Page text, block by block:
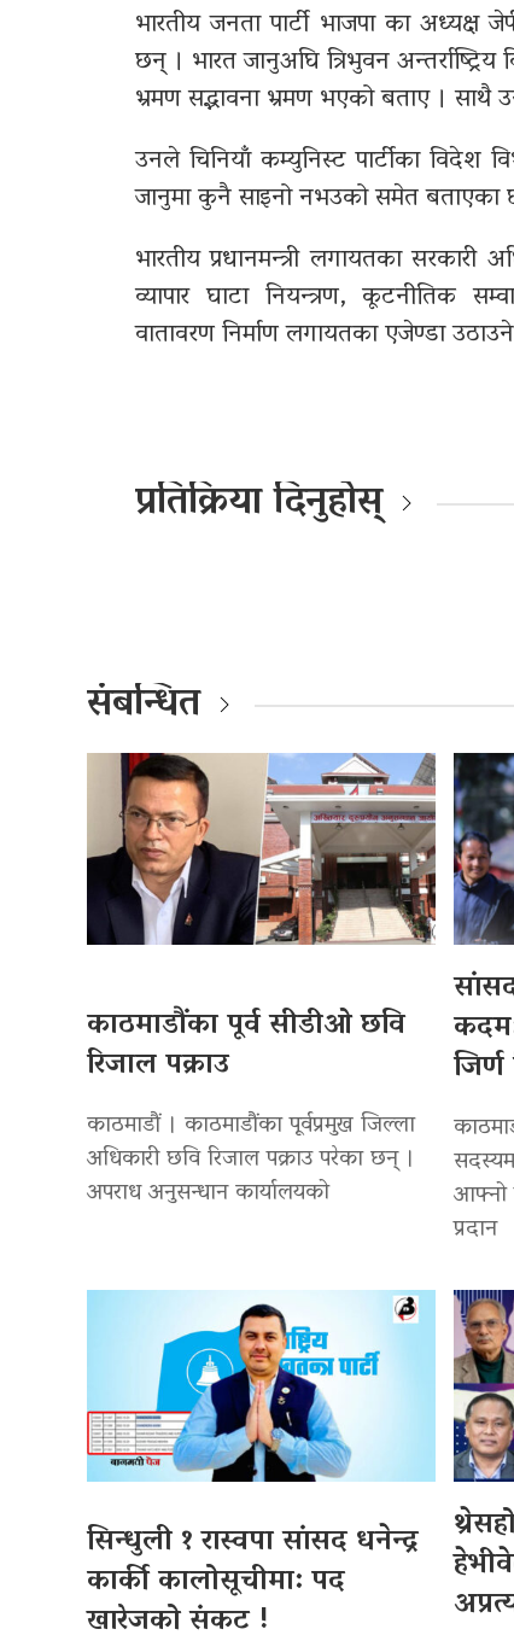
भारतीय जनता पार्टी भाजपा का अध्यक्ष
छन् । भारत जानुअघि त्रिभुवन
भ्रमण सद्भावना भ्रमण भएको बताए ।
उनले चिनियाँ कम्युनिस्ट पार्टीका
जानुमा कुनै साइनो नभउको समेत बताएका
भारतीय प्रधानमन्त्री लगायतका
व्यापार घाटा नियन्त्रण, कूटनीतिक
वातावरण निर्माण लगायतका एजेण्डा
प्रतिक्रिया दिनुहोस्
संबन्धित
काठमाडौंका पूर्व सीडीओ छवि
रिजाल पक्राउ
काठमाडौं । काठमाडौंका पूर्वप्रमुख जिल्ला
अधिकारी छवि रिजाल पक्राउ परेका छन् ।
अपराध अनुसन्धान कार्यालयको आफ्नो
प्रदान
सिन्धुली १ रास्वपा सांसद धनेन्द्र
कार्की कालोसूचीमा: पद
खारेजको संकट !